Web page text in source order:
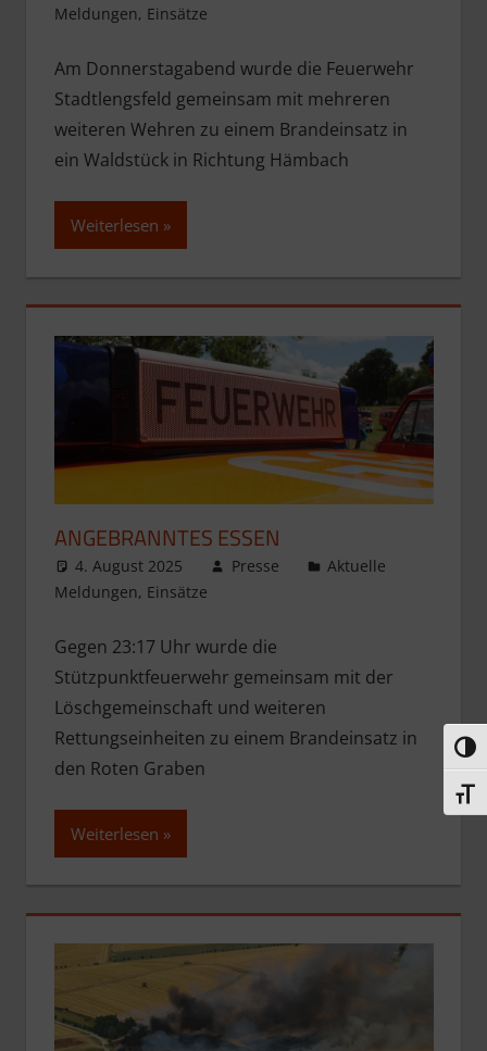
Meldungen, Einsätze
Am Donnerstagabend wurde die Feuerwehr
Stadtlengsfeld gemeinsam mit mehreren
weiteren Wehren zu einem Brandeinsatz in
ein Waldstück in Richtung Hämbach
Weiterlesen
ANGEBRANNTES ESSEN
4. August 2025 Presse
Aktuelle
Meldungen, Einsätze
Gegen 23:17 Uhr wurde die
Stützpunktfeuerwehr gemeinsam mit der
Löschgemeinschaft und weiteren
Rettungseinheiten zu einem Brandeinsatz in
den Roten Graben
Weiterlesen